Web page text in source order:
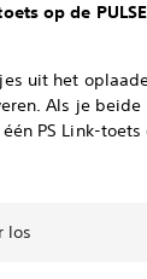
op de
uit het
Als je beide
PS Link-toets
los